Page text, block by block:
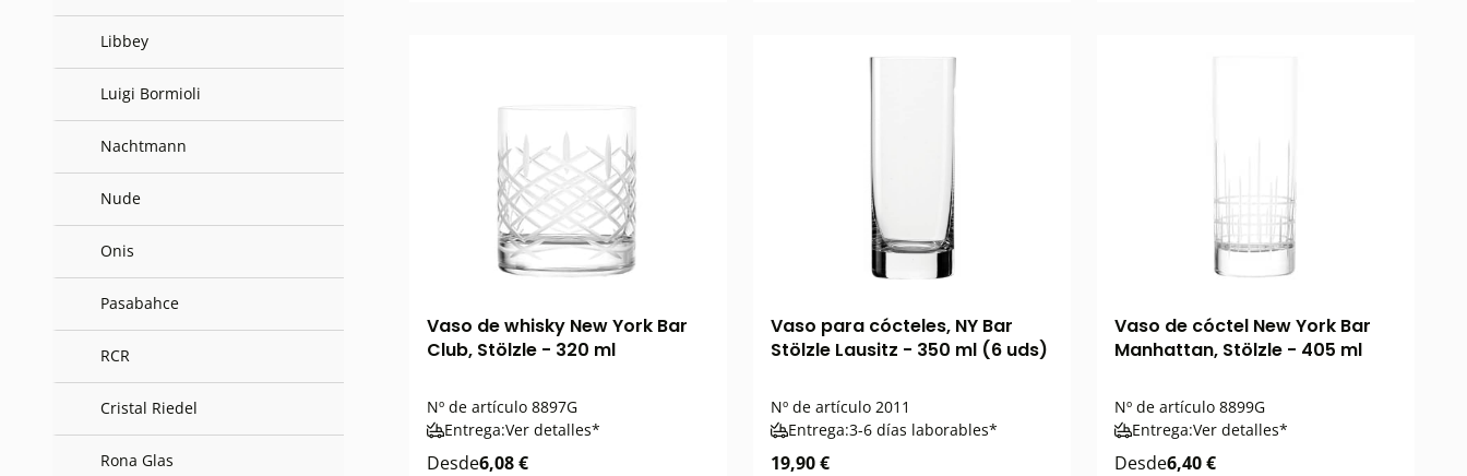
Libbey
Luigi Bormioli
Nachtmann
Nude
Onis
Pasabahce
RCR
Cristal Riedel
Rona Glas
Vaso de whisky New York Bar
Club, Stölzle - 320 ml
Nº de artículo 8897G
Entrega:Ver detalles*
Desde6,08 €
Vaso para cócteles, NY Bar
Stölzle Lausitz - 350 ml (6 uds)
Nº de artículo2011
Entrega:3-6 días laborables*
19,90 €
Vaso de cóctel New York Bar
Manhattan, Stölzle - 405 ml
Nº de artículo8899G
Entrega:Ver detalles*
Desde6,40 €